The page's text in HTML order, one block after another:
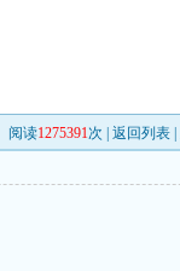
阅读1275391次 |返回列表